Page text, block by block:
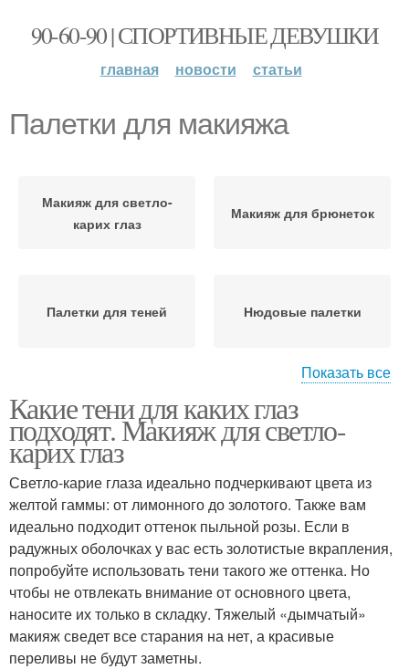
90-60-90 | СПОРТИВНЫЕ ДЕВУШКИ
главная новости статьи
Палетки для макияжа
Макияж для светло-
карих глаз
Макияж для брюнеток
Палетки для теней Нюдовые палетки
Цветные палетки
палетки
Палетки с разными
финишами
Макияж для зеленых
глаз
Макияж для
зеленоглазых девушек
Показать все
Какие тени для каких глаз
подходят. Макияж для светло-
карих глаз
Светло-карие глаза идеально подчеркивают цвета из
желтой гаммы: от лимонного до золотого. Также вам
идеально подходит оттенок пыльной розы. Если в
радужных оболочках у вас есть золотистые вкрапления,
попробуйте использовать тени такого же оттенка. Но
чтобы не отвлекать внимание от основного цвета,
наносите их только в складку. Тяжелый «дымчатый»
макияж сведет все старания на нет, а красивые
переливы не будут заметны.